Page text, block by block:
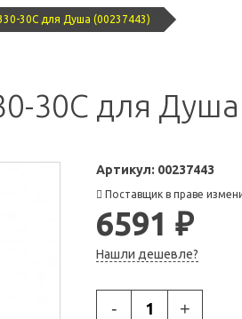
30С для Душа (00237443)
30С для
Артикул: 00237443
Поставщик в праве
6591 ₽
Нашли дешевле?
- +